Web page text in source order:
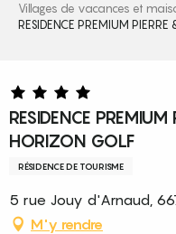
Villages de vacances et
RESIDENCE PREMIUM
RESIDENCE
HORIZON GOLF
RÉSIDENCE DE TOURISME
5 rue Jouy d'Arnaud,
M'y rendre